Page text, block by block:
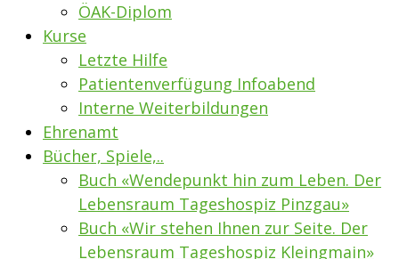
ÖAK-Diplom
Kurse
Letzte Hilfe
Patientenverfügung Infoabend
Interne Weiterbildungen
Ehrenamt
Bücher, Spiele,..
Buch «Wendepunkt hin zum Leben. Der
Lebensraum Tageshospiz Pinzgau»
Buch «Wir stehen Ihnen zur Seite. Der
Lebensraum Tageshospiz Kleingmain»